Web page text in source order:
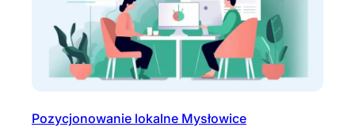
Pozycjonowanie lokalne Mysłowice